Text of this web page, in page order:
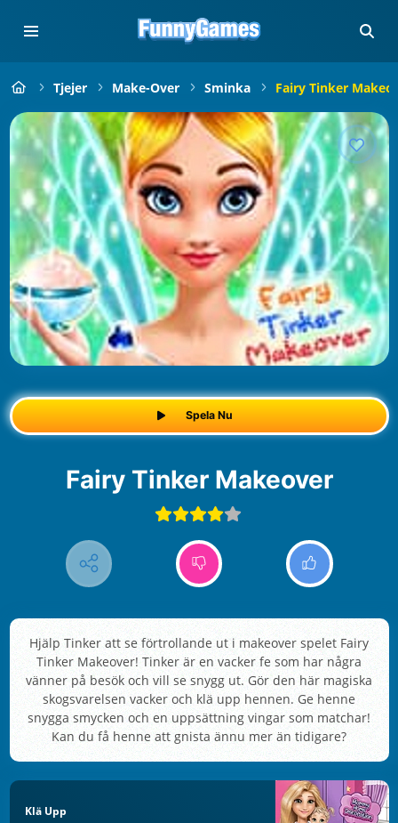
Tjejer Make-Over Sminka Fairy Tinker
Spela Nu
Fairy Tinker Makeover
Hjälp Tinker att se förtrollande ut i makeover spelet Fairy
Tinker Makeover! Tinker är en vacker fe som har några
vänner på besök och vill se snygg ut. Gör den här magiska
skogsvarelsen vacker och klä upp hennen. Ge henne
snygga smycken och en uppsättning vingar som matchar!
Kan du få henne att gnista ännu mer än tidigare?
Klä Upp